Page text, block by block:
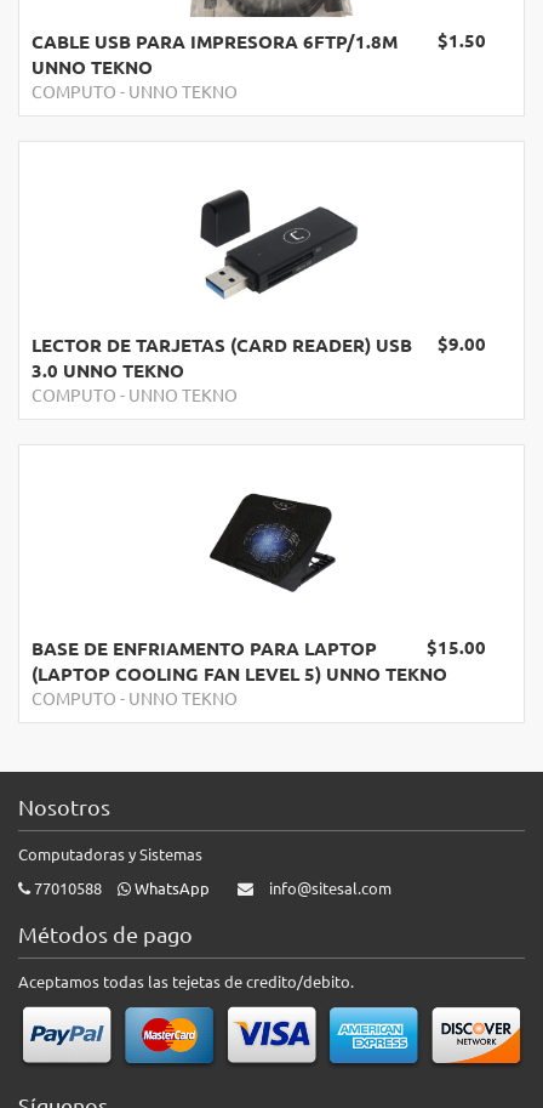
$1.50
CABLE USB PARA IMPRESORA 6FTP/1.8M
UNNO TEKNO
COMPUTO - UNNO TEKNO
$9.00
LECTOR DE TARJETAS (CARD READER) USB
3.0 UNNO TEKNO
COMPUTO - UNNO TEKNO
$15.00
BASE DE ENFRIAMENTO PARA LAPTOP
(LAPTOP COOLING FAN LEVEL 5) UNNO TEKNO
COMPUTO - UNNO TEKNO
Nosotros
Computadoras y Sistemas
77010588
WhatsApp info@sitesal.com
Métodos de pago
Aceptamos todas las tejetas de credito/debito.